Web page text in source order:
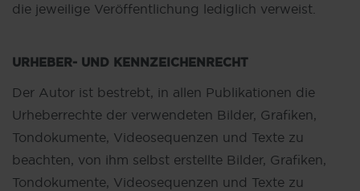
die jeweilige Veröffentlichung lediglich verweist.
URHEBER- UND KENNZEICHENRECHT
Der Autor ist bestrebt, in allen Publikationen die
Urheberrechte der verwendeten Bilder, Grafiken,
Tondokumente, Videosequenzen und Texte zu
beachten, von ihm selbst erstellte Bilder, Grafiken,
Tondokumente, Videosequenzen und Texte zu